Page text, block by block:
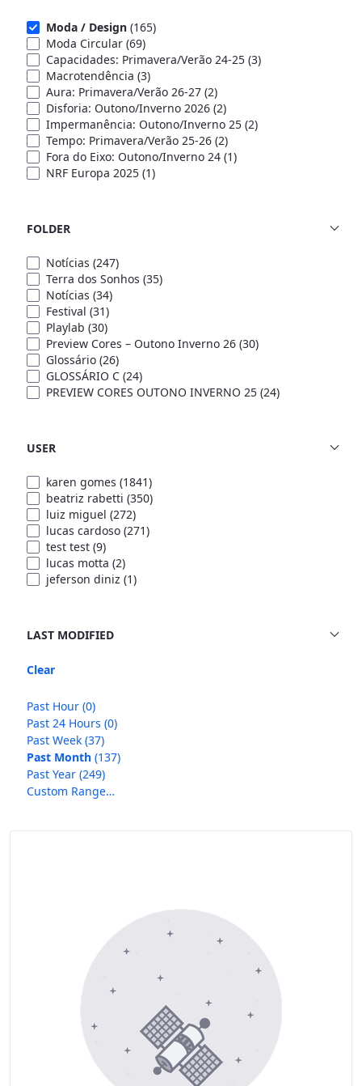
Moda / Design (165)
Moda Circular (69)
Capacidades: Primavera/Verão 24-25 (3)
Macrotendência (3)
Aura: Primavera/Verão 26-27 (2)
Disforia: Outono/Inverno 2026 (2)
Impermanência: Outono/Inverno 25 (2)
Tempo: Primavera/Verão 25-26 (2)
Fora do Eixo: Outono/Inverno 24 (1)
NRF Europa 2025 (1)
FOLDER
Notícias (247)
Terra dos Sonhos (35)
Notícias (34)
Festival (31)
Playlab (30)
Preview Cores – Outono Inverno 26 (30)
Glossário (26)
GLOSSÁRIO C (24)
PREVIEW CORES OUTONO INVERNO 25 (24)
USER
karen gomes (1841)
beatriz rabetti (350)
luiz miguel (272)
lucas cardoso (271)
test test (9)
lucas motta (2)
jeferson diniz (1)
LAST MODIFIED
Clear
Past Hour (0)
Past 24 Hours (0)
Past Week (37)
Past Month (137)
Past Year (249)
Custom Range…